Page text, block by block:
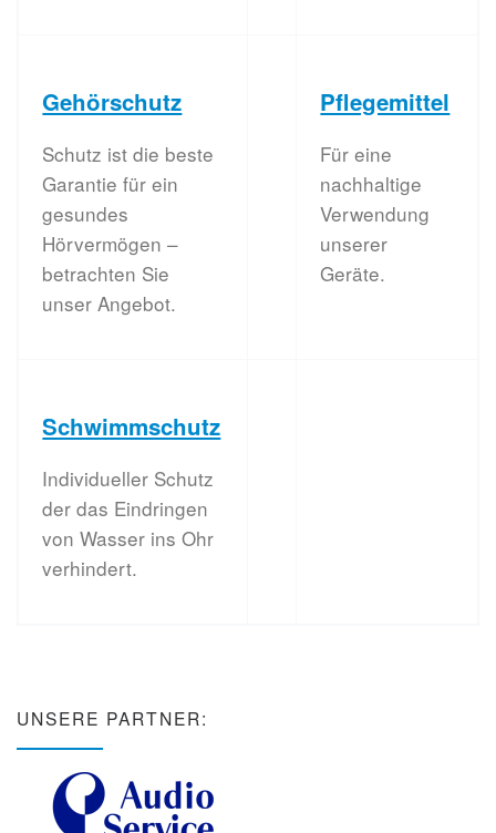
Gehörschutz
Schutz ist die beste
Garantie für ein
gesundes
Hörvermögen –
betrachten Sie
unser Angebot.
Pflegemittel
Für eine
nachhaltige
Verwendung
unserer
Geräte.
Schwimmschutz
Individueller Schutz
der das Eindringen
von Wasser ins Ohr
verhindert.
UNSERE PARTNER: